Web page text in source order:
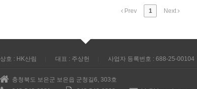
Prev 1 Next
상호 : HK산림 대표 : 주상헌 사업자 등록번호 : 688-25-00104
충청북도 보은군 보은읍 군청길6, 303호